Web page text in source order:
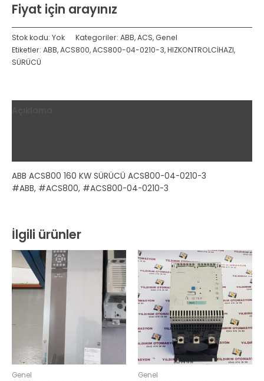
Fiyat için arayınız
Stok kodu: Yok Kategoriler: ABB,ACS,Genel
Etiketler: ABB,ACS800,ACS800-04-0210-3,HIZKONTROLCİHAZI,
SÜRÜCÜ
ABB ACS800 160 KW SÜRÜCÜ ACS800-04-0210-3
#ABB, #ACS800, #ACS800-04-0210-3
İlgili ürünler
Genel Genel